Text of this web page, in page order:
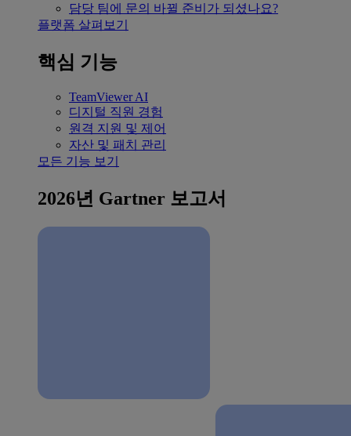
담당 팀에 문의 바뀔 준비가 되셨나요?
플랫폼 살펴보기
핵심 기능
TeamViewer AI
디지털 직원 경험
원격 지원 및 제어
자산 및 패치 관리
모든 기능 보기
2026년 Gartner 보고서